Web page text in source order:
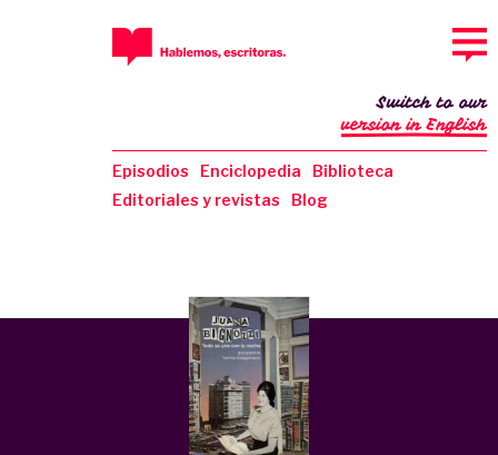
Episodios Enciclopedia
Biblioteca
Editoriales y revistas
Blog
Switch to our
version in English